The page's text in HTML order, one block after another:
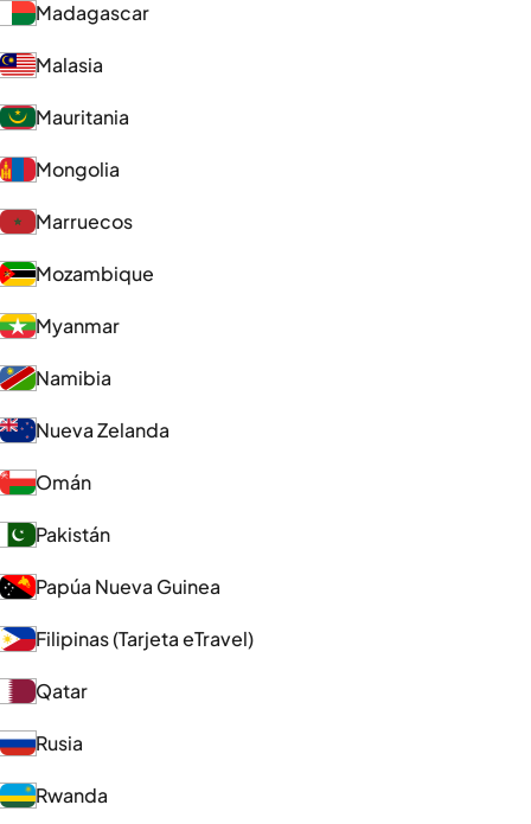
Madagascar
Malasia
Mauritania
Mongolia
Marruecos
Mozambique
Myanmar
Namibia
Nueva Zelanda
Omán
Pakistán
Papúa Nueva Guinea
Filipinas (Tarjeta eTravel)
Qatar
Rusia
Rwanda